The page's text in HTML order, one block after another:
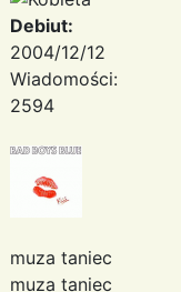
Debiut:
2004/12/12
Wiadomości:
2594
muza taniec
muza taniec